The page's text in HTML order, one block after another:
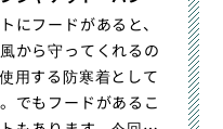
のモノ｜登山・トレ
ガジン「山旅旅」
にフードがあると、
から守ってくれるの
用する防寒着として
でもフードがあるこ